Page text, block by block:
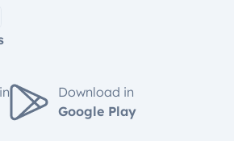
Download in
Google Play